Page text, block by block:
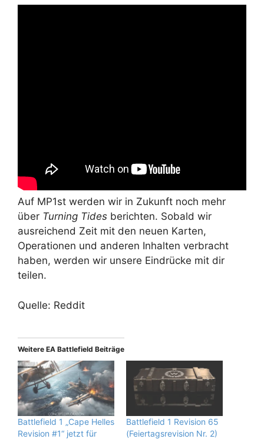
Auf MP1st werden wir in Zukunft noch mehr
über Turning Tides berichten. Sobald wir
ausreichend Zeit mit den neuen Karten,
Operationen und anderen Inhalten verbracht
haben, werden wir unsere Eindrücke mit dir
teilen.
Quelle: Reddit
Weitere EA Battlefield Beiträge
Battlefield 1 „Cape Helles
Revision #1“ jetzt für
Battlefield 1 Revision 65
(Feiertagsrevision Nr. 2)